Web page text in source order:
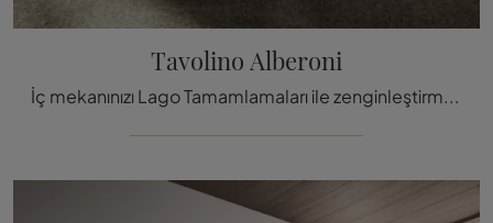
Tavolino Alberoni
İç mekanınızı Lago Tamamlamaları ile zenginleştirmek ister misiniz? Cam masa gibi farklı modeller sunuyoruz, Alberoni Sehp